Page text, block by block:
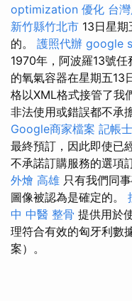
optimization 優化 台
新竹縣竹北市 13日星
的。 護照代辦 google
1970年，阿波羅13號
的氧氣容器在星期五13
格以XML格式接管了我
非法使用或錯誤都不承
Google商家檔案 記帳
最終預訂，因此即使已
不承諾訂購服務的選項
外燴 高雄 只有我們同
圖像被認為是確定的。
中 中醫 整骨 提供用於
理符合有效的匈牙利數
案）。